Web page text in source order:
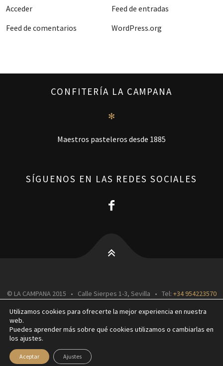
Acceder
Feed de entradas
Feed de comentarios
WordPress.org
CONFITERÍA LA CAMPANA
✻
Maestros pasteleros desde 1885
SÍGUENOS EN LAS REDES SOCIALES
© LA CAMPANA 2015 • Calle Sierpes 1-3, Sevilla • Tel: +34 954223570
AVISO LEGAL Y LOPD CONTACTO
Utilizamos cookies para ofrecerte la mejor experiencia en nuestra
web.
Puedes aprender más sobre qué cookies utilizamos o cambiarlas en
los ajustes.
Aceptar Ajustes